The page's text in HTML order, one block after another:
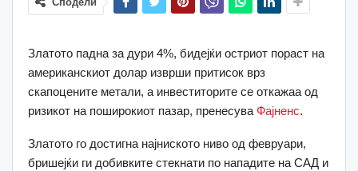
Златото падна за дури 4%, бидејќи остриот пораст на
американскиот долар изврши притисок врз
скапоцените метали, а инвеститорите се откажаа од
ризикот на поширокиот пазар, пренесува Фајненс.
Златото го достигна најниското ниво од февруари,
бришејќи ги добивките стекнати по нападите на САД и